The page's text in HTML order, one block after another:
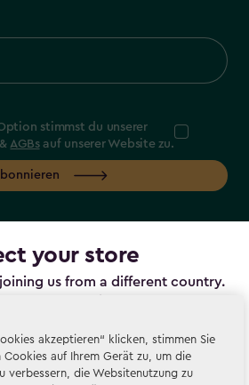
your store
us from a different country.
stimmst du unserer
&AGBsauf unserer Website zu.
akzeptieren“ klicken, stimmen Sie
auf Ihrem Gerät zu, um die
verbessern, die Websitenutzung zu